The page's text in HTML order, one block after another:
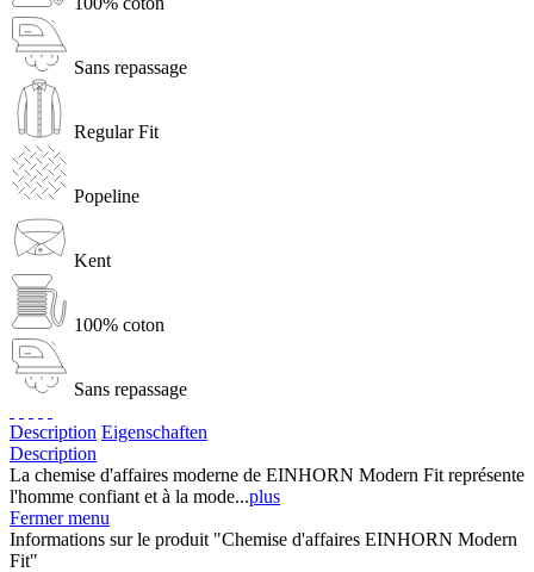
Sans repassage
Regular Fit
Popeline
Kent
100% coton
Sans repassage
Description Eigenschaften
Description
La chemise d'affaires moderne de EINHORN Modern Fit représente
l'homme confiant et à la mode...plus
Fermer menu
Informations sur le produit "Chemise d'affaires EINHORN Modern
Fit"